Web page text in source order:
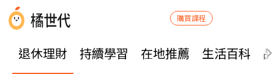
購買課程
退休理財 持續學習 在地推薦 生活百科